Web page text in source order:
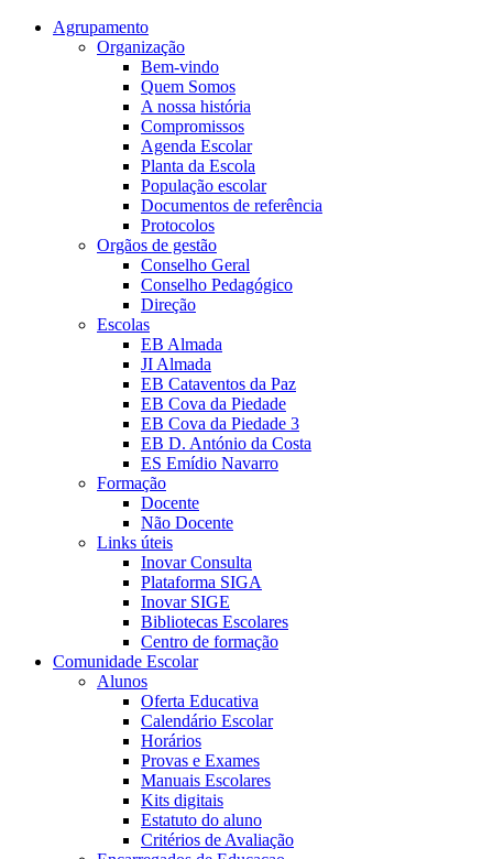
Agrupamento
Organização
Bem-vindo
Quem Somos
A nossa história
Compromissos
Agenda Escolar
Planta da Escola
População escolar
Documentos de referência
Protocolos
Orgãos de gestão
Conselho Geral
Conselho Pedagógico
Direção
Escolas
EB Almada
JI Almada
EB Cataventos da Paz
EB Cova da Piedade
EB Cova da Piedade 3
EB D. António da Costa
ES Emídio Navarro
Formação
Docente
Não Docente
Links úteis
Inovar Consulta
Plataforma SIGA
Inovar SIGE
Bibliotecas Escolares
Centro de formação
Comunidade Escolar
Alunos
Oferta Educativa
Calendário Escolar
Horários
Provas e Exames
Manuais Escolares
Kits digitais
Estatuto do aluno
Critérios de Avaliação